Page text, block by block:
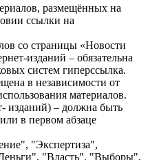
размещённых на
ссылки на
со страницы «Новости
изданий – обязательна
систем гиперссылка.
в независимости от
материалов.
изданий) – должна быть
в первом абзаце
"Экспертиза",
"Власть", "Выборы",